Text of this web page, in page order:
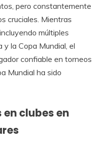
pero constantemente
cruciales. Mientras
múltiples
y la Copa Mundial, el
confiable en torneos
Mundial ha sido
clubes en